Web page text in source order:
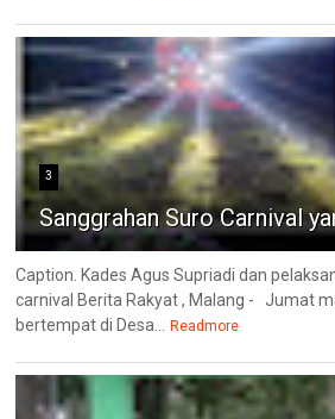
3
Sanggrahan Suro Carnival
Caption. Kades Agus Supriadi dan
carnival Berita Rakyat , Malang - Jumat
bertempat di Desa...
Readmore